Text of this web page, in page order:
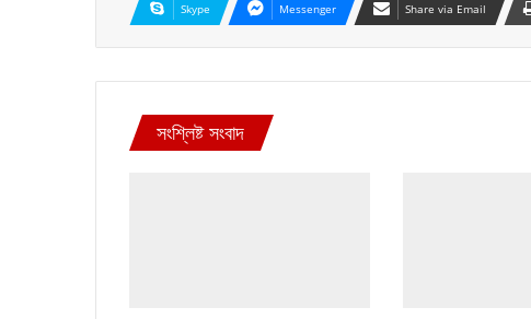
Skype Messenger Share via Email
সংশ্লিষ্ট সংবাদ